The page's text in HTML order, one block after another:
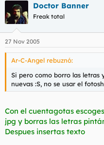
Doctor Banner
Freak total
27 Nov 2005
Ar-C-Angel rebuznó:
Si pero como borro las letras
nuevas :S, no se usar el
Con el cuentagotas
jpg y borras las letras
Despues insertas texto